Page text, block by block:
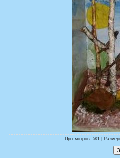
Просмотров: 501 |